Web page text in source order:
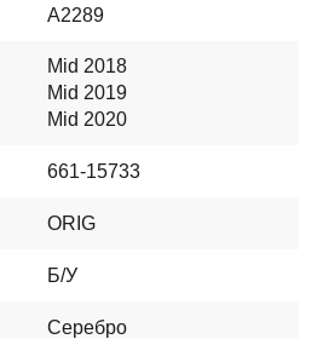
A2289
Mid 2018
Mid 2019
Mid 2020
661-15733
ORIG
Б/У
Серебро